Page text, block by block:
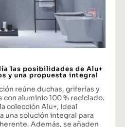
las posibilidades de Alu+
y una propuesta integral
reúne duchas, griferías y
aluminio 100 % reciclado.
colección Alu+, Ideal
una solución integral para
Además, se añaden